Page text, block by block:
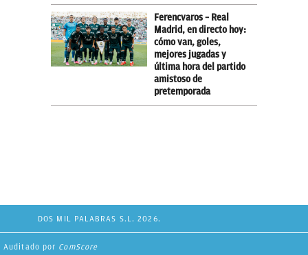
Ferencvaros – Real
Madrid, en directo hoy:
cómo van, goles,
mejores jugadas y
última hora del partido
amistoso de
pretemporada
DOS MIL PALABRAS S.L. 2026.
Auditado por ComScore